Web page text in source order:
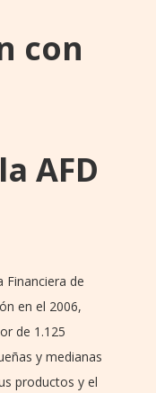
con
AFD
Financiera de
en el 2006,
de 1.125
y medianas
productos y el